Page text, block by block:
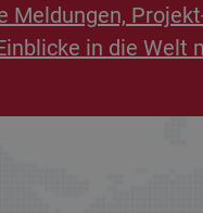
Meldungen,
in die Welt